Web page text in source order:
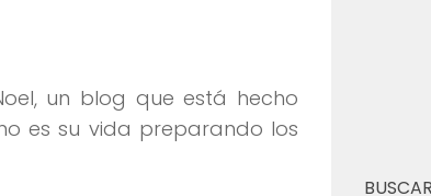
un blog que está hecho
es su vida preparando los